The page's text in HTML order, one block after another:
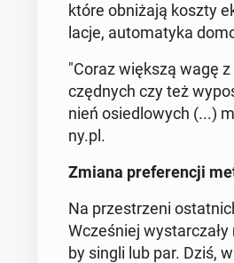
które ob­ni­ża­ją koszty
la­cje, au­to­ma­ty­ka
"Coraz większą wagę
częd­nych czy też
nień osie­dlo­wych (...)
ny.pl.
Zmiana pre­fe­ren­cji
Na prze­strze­ni
Wcze­śniej
by singli lub par. Dziś,